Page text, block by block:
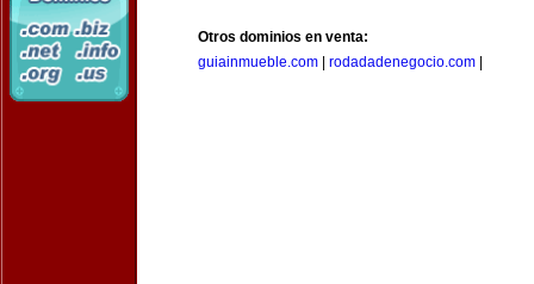
Otros dominios en venta:
guiainmueble.com
rodadadenegocio.com